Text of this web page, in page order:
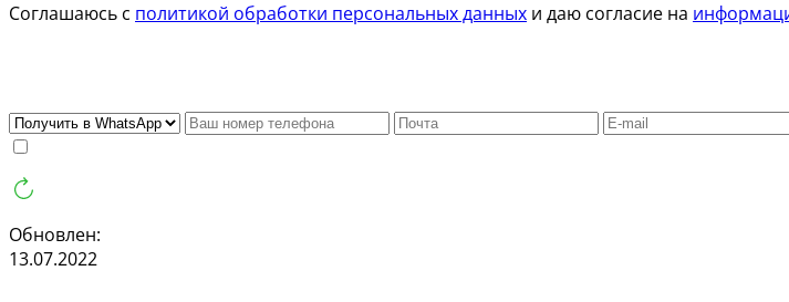
Соглашаюсь с политикой обработки персональных данных и даю согласие на
Обновлен:
13.07.2022